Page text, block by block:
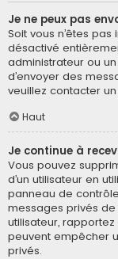
Je ne peux pas
Soit vous n’êtes
désactivé
administrateur ou
d’envoyer des
veuillez contacter
Haut
Je continue à
Vous pouvez
d’un utilisateur en
panneau de
messages privés
utilisateur,
peuvent empêcher
privés.